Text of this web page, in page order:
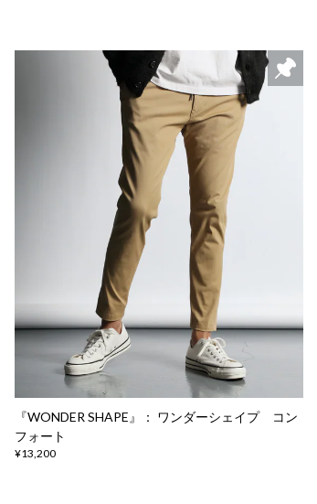
『WONDER SHAPE』： ワンダーシェイプ コン
フォート
¥13,200